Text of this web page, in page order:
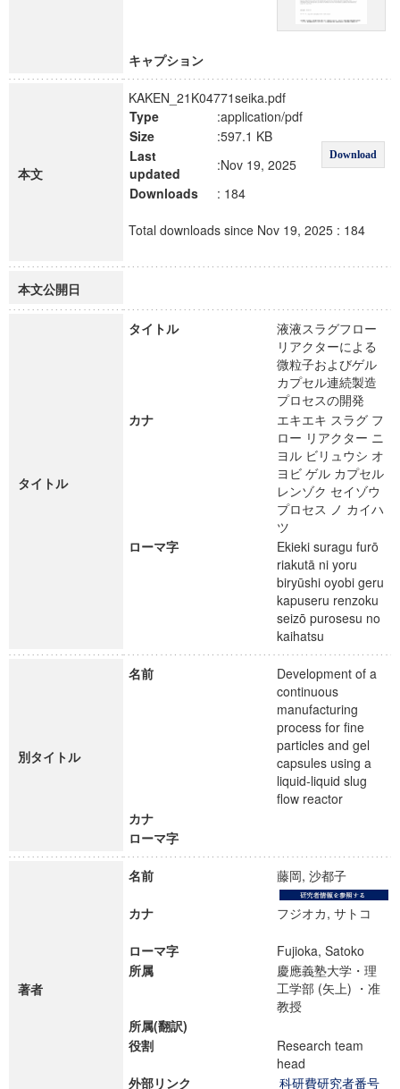
キャプション
本文
KAKEN_21K04771seika.pdf
Type
:application/pdf
Download
Size
:597.1 KB
Last
updated
:Nov 19, 2025
Downloads
: 184
Total downloads since Nov 19, 2025 : 184
本文公開日
タイトル
タイトル
液液スラグフロー
リアクターによる
微粒子およびゲル
カプセル連続製造
プロセスの開発
カナ
エキエキ スラグ フ
ロー リアクター ニ
ヨル ビリュウシ オ
ヨビ ゲル カプセル
レンゾク セイゾウ
プロセス ノ カイハ
ツ
ローマ字
Ekieki suragu furō
riakutā ni yoru
biryūshi oyobi geru
kapuseru renzoku
seizō purosesu no
kaihatsu
別タイトル
名前
Development of a
continuous
manufacturing
process for fine
particles and gel
capsules using a
liquid-liquid slug
flow reactor
カナ
ローマ字
著者
名前 藤岡, 沙都子
カナ フジオカ, サトコ
ローマ字
Fujioka, Satoko
所属
慶應義塾大学・理
工学部 (矢上) ・准
教授
所属(翻訳)
役割
Research team
head
外部リンク
科研費研究者番号